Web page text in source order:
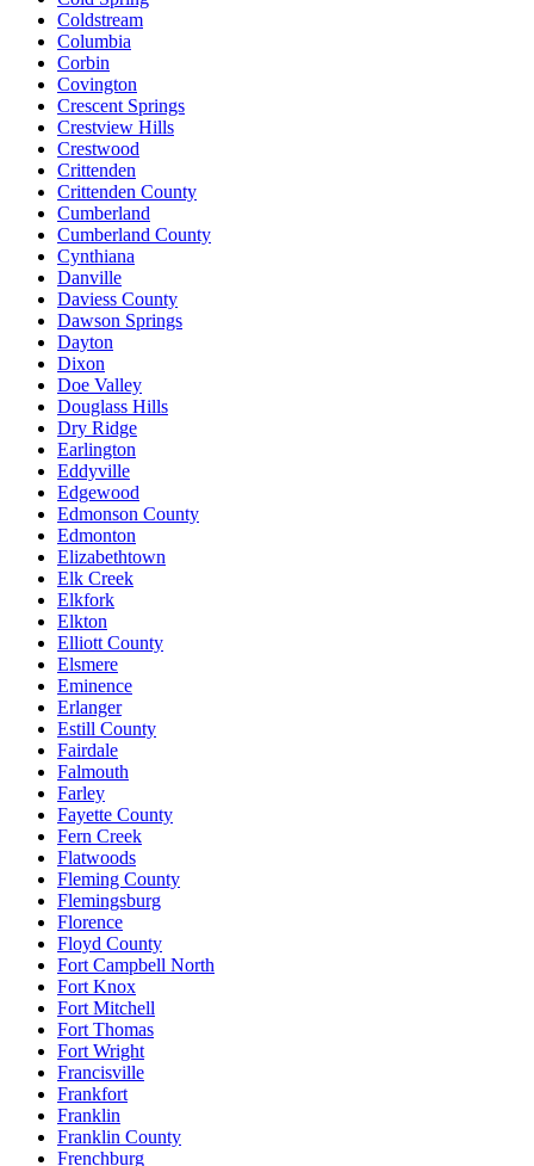
Coldstream
Columbia
Corbin
Covington
Crescent Springs
Crestview Hills
Crestwood
Crittenden
Crittenden County
Cumberland
Cumberland County
Cynthiana
Danville
Daviess County
Dawson Springs
Dayton
Dixon
Doe Valley
Douglass Hills
Dry Ridge
Earlington
Eddyville
Edgewood
Edmonson County
Edmonton
Elizabethtown
Elk Creek
Elkfork
Elkton
Elliott County
Elsmere
Eminence
Erlanger
Estill County
Fairdale
Falmouth
Farley
Fayette County
Fern Creek
Flatwoods
Fleming County
Flemingsburg
Florence
Floyd County
Fort Campbell North
Fort Knox
Fort Mitchell
Fort Thomas
Fort Wright
Francisville
Frankfort
Franklin
Franklin County
Frenchburg